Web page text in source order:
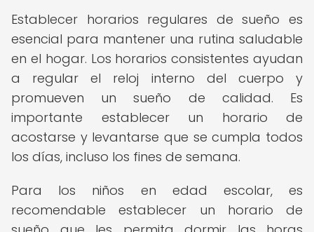
Establecer horarios regulares de sueño es
esencial para mantener una rutina saludable
en el hogar. Los horarios consistentes ayudan
a regular el reloj interno del cuerpo y
promueven un sueño de calidad. Es
importante establecer un horario de
acostarse y levantarse que se cumpla todos
los días, incluso los fines de semana.
Para los niños en edad escolar, es
recomendable establecer un horario de